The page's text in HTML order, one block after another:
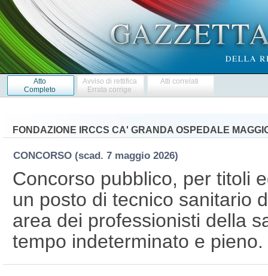
Atto
Completo
Avviso di rettifica
Errata corrige
Atti correlati
FONDAZIONE IRCCS CA' GRANDA OSPEDALE
CONCORSO (scad. 7 maggio 2026)
Concorso pubblico, per titoli
un posto di tecnico sanitario
area dei professionisti della
tempo indeterminato e pieno.